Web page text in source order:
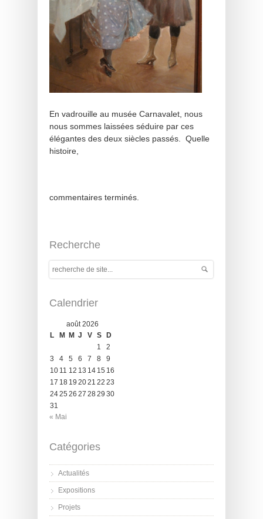
En vadrouille au musée Carnavalet, nous
nous sommes laissées séduire par ces
élégantes des deux siècles passés. Quelle
histoire,
commentaires terminés.
Recherche
Calendrier
août 2026
L
M M J V S D
1
2
3
4 5 6 7 8
9
10 11 12 13 14 15 16
17 18 19 2021 22 23
2425 26 27 2829 30
31
« Mai
Catégories
Actualités
Expositions
Projets